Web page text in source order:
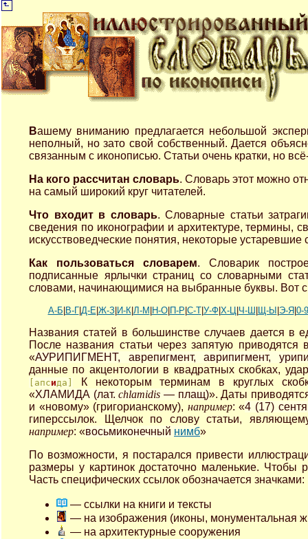
Вашему вниманию предлагается небольшой
неполный, но зато свой собственный. Дается
связанным с иконописью. Статьи очень кратки, но
На кого рассчитан словарь. Словарь этот можно
на самый широкий круг читателей.
Что входит в словарь. Словарные статьи
сведения по иконографии и архитектуре, термины,
искусствоведческие понятия, некоторые устаревшие
Как пользоваться словарем. Словарик
подписанные ярлычки страниц со словарными
словами, начинающимися на выбранные буквы. Вот
А-Б В-Г| Д-Е| Ж-З| И-К| Л-М Н-О| П-Р С-Т| У-Ф| Х-Ц| Ч-Ш Щ-Ы Э-Я 0-
Названия статей в большинстве случаев дается в
После названия статьи через запятую
«АУРИПИГМЕНТ, аврепигмент, аврипигмент,
данные по акцентологии в квадратных скобках,
[апсида]
К некоторым терминам в круглых
«ХЛАМИДА (лат.chlamidis — плащ)». Даты
и «новому» (григорианскому), например: «4 (17)
гиперссылок. Щелчок по слову статьи,
например: «восьмиконечный нимб»
По возможности, я постарался привести
размеры у картинок достаточно маленькие. Чтобы
Часть специфических ссылок обозначается значками:
— ссылки на книги и тексты
— на изображения (иконы, монументальная
— на архитектурные сооружения